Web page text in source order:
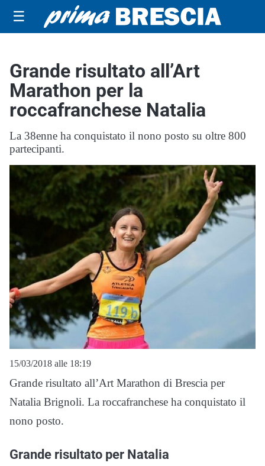
☰
Grande risultato all’Art
Marathon per la
roccafranchese Natalia
La 38enne ha conquistato il nono posto su oltre 800
partecipanti.
15/03/2018 alle 18:19
Grande risultato all’Art Marathon di Brescia per
Natalia Brignoli. La roccafranchese ha conquistato il
nono posto.
Grande risultato per Natalia